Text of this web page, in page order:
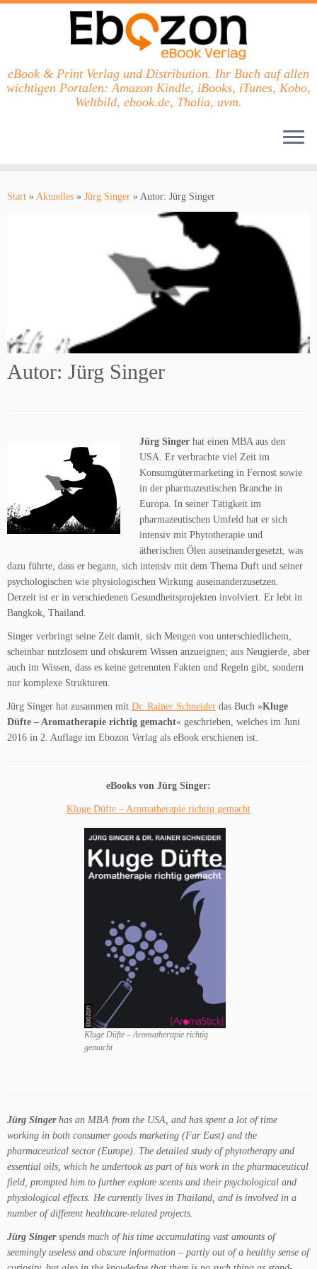
Inhalt
eBook & Print Verlag und Distribution. Ihr Buch auf allen
wichtigen Portalen: Amazon Kindle, iBooks, iTunes, Kobo,
Weltbild, ebook.de, Thalia, uvm.
Start » Aktuelles » Jürg Singer » Autor: Jürg Singer
Autor: Jürg Singer
Jürg Singer hat einen MBA aus den
USA. Er verbrachte viel Zeit im
Konsumgütermarketing in Fernost sowie
in der pharmazeutischen Branche in
Europa. In seiner Tätigkeit im
pharmazeutischen Umfeld hat er sich
intensiv mit Phytotherapie und
ätherischen Ölen auseinandergesetzt, was
dazu führte, dass er begann, sich intensiv mit dem Thema Duft und seiner
psychologischen wie physiologischen Wirkung auseinanderzusetzen.
Derzeit ist er in verschiedenen Gesundheitsprojekten involviert. Er lebt in
Bangkok, Thailand.
Singer verbringt seine Zeit damit, sich Mengen von unterschiedlichem,
scheinbar nutzlosem und obskurem Wissen anzueignen; aus Neugierde, aber
auch im Wissen, dass es keine getrennten Fakten und Regeln gibt, sondern
nur komplexe Strukturen.
Jürg Singer hat zusammen mit Dr. Rainer Schneider das Buch »Kluge
Düfte – Aromatherapie richtig gemacht« geschrieben, welches im Juni
2016 in 2. Auflage im Ebozon Verlag als eBook erschienen ist.
eBooks von Jürg Singer:
Kluge Düfte – Aromatherapie richtig gemacht
Kluge Düfte – Aromatherapie richtig
gemacht
Jürg Singerhas an MBA from the USA, and has spent a lot of time
working in both consumer goods marketing (Far East) and the
pharmaceutical sector (Europe). The detailed study of phytotherapy and
essential oils, which he undertook as part of his work in the pharmaceutical
field, prompted him to further explore scents and their psychological and
physiological effects. He currently lives in Thailand, and is involved in a
number of different healthcare-related projects.
Jürg Singerspends much of his time accumulating vast amounts of
seemingly useless and obscure information – partly out of a healthy sense of